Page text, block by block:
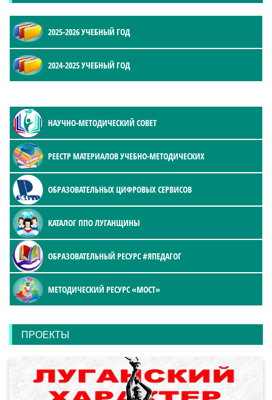
2025-2026 УЧЕБНЫЙ ГОД
2024-2025 УЧЕБНЫЙ ГОД
НАУЧНО-МЕТОДИЧЕСКИЙ СОВЕТ
РЕЕСТР МАТЕРИАЛОВ УЧЕБНО-МЕТОДИЧЕСКИХ
ОБРАЗОВАТЕЛЬНЫХ ЦИФРОВЫХ СЕРВИСОВ
КАТАЛОГ ППО ЛУГАНЩИНЫ
ОБРАЗОВАТЕЛЬНЫЙ РЕСУРС #ЯПЕДАГОГ
МЕТОДИЧЕСКИЙ РЕСУРС «МОСТ»
ПРОЕКТЫ